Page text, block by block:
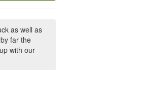
as well as
far the
with our